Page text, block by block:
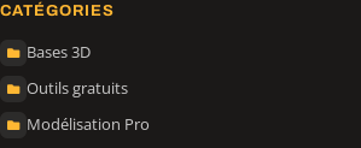
CATÉGORIES
Bases 3D
Outils gratuits
Modélisation Pro